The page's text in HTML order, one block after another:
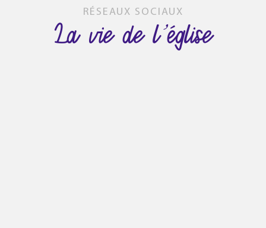
RÉSEAUX SOCIAUX
La vie de l’église